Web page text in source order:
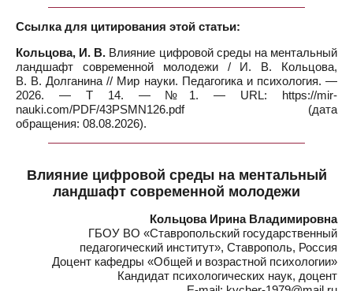
Ссылка для цитирования этой статьи:
Кольцова, И. В. Влияние цифровой среды на ментальный
ландшафт современной молодежи / И. В. Кольцова,
В. В. Долганина // Мир науки. Педагогика и психология. —
2026. — Т 14. — №1. — URL: https://mir-
nauki.com/PDF/43PSMN126.pdf (дата
обращения: 08.08.2026).
Влияние цифровой среды на ментальный
ландшафт современной молодежи
Кольцова Ирина Владимировна
ГБОУ ВО «Ставропольский государственный
педагогический институт», Ставрополь, Россия
Доцент кафедры «Общей и возрастной психологии»
Кандидат психологических наук, доцент